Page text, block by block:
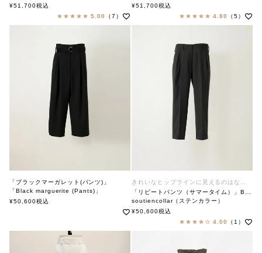
soutiencollar（ステンカラー）
¥51,700税込
5.00
（7）
soutiencollar（ステンカラー）
¥51,700税込
4.80
（5）
「ブラックマーガレット(パンツ)」
「Black marguerite (Pants)」
soutiencollar（ステンカラー）
¥50,600税込
soutiencollar（ステンカラー）
¥50,600税込
4.00
（1）